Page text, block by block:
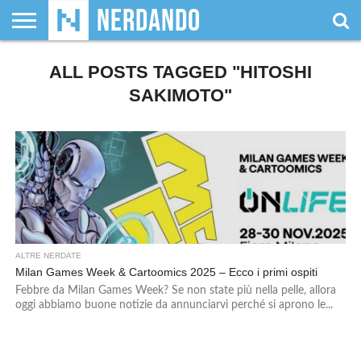
SIAMO
GIOCHI
GIOCHI
VIDEOGAMES
FILM
FUMETTI
& LIBRI
MAGIC:
THE
DUNGEONS
WRESTLING
NERDANDO
AWARDS
BOLLINI
ALL POSTS TAGGED "HITOSHI
SAKIMOTO"
ALTRE NERDATE
Milan Games Week & Cartoomics 2025 – Ecco i primi ospiti
Febbre da Milan Games Week? Se non state più nella pelle, allora
oggi abbiamo buone notizie da annunciarvi perché si aprono le...